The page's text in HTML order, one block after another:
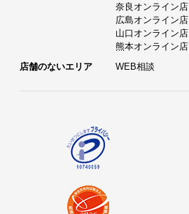
奈良オンライン店
広島オンライン店
山口オンライン店
熊本オンライン店
店舗のないエリア
WEB相談